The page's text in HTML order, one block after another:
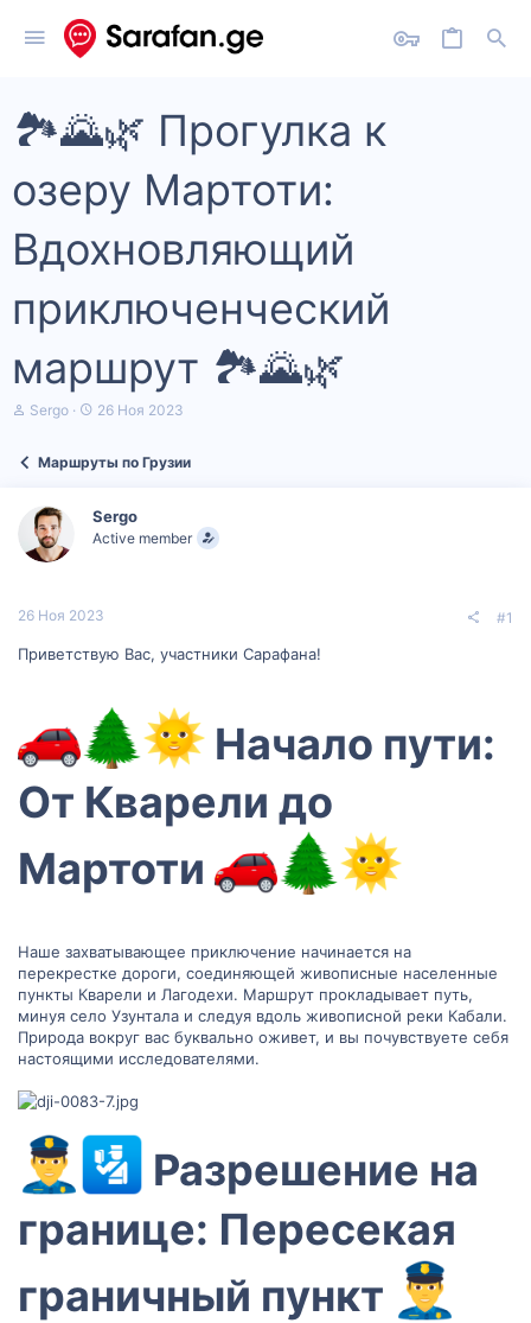
🏞️🌄🌿 Прогулка к
озеру Мартоти:
Вдохновляющий
приключенческий
маршрут 🏞️🌄🌿
А
е
м
ы
Sergo
Д
а
ч
а
26 Ноя 2023
Маршруты по Грузии
Sergo
Active member
26 Ноя 2023 #1
Приветствую Вас, участники Сарафана!
Начало пути:
От Кварели до
Мартоти
Наше захватывающее приключение начинается на
перекрестке дороги, соединяющей живописные населенные
пункты Кварели и Лагодехи. Маршрут прокладывает путь,
минуя село Узунтала и следуя вдоль живописной реки Кабали.
Природа вокруг вас буквально оживет, и вы почувствуете себя
настоящими исследователями.
Разрешение на
границе: Пересекая
граничный пункт